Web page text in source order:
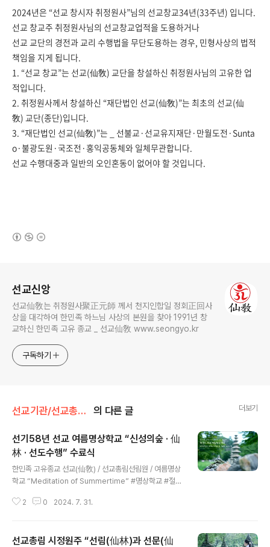
2024년은 “선교 창시자 취정원사”님의 선교창교34년(33주년) 입니다.
선교 창교주 취정원사님의 선교창교업적을 도용하거나
선교 교단의 경전과 교리 수행법을 무단도용하는 경우, 민형사상의 법적
책임을 지게 됩니다.
1. “선교 창교”는 선교(仙敎) 교단을 창설하신 취정원사님의 고유한 업
적입니다.
2. 취정원사께서 창설하신 “재단법인 선교(仙敎)”는 최초의 선교(仙
敎) 교단(종단)입니다.
3. “재단법인 선교(仙敎)”는 _ 선불교·선교유지재단·만월도전·Sunta
o·불광도원·국조전·홍익공동체와 일체무관합니다.
선교 수행대중과 일반의 오인혼동이 없어야 할 것입니다.
선교신앙
선교仙敎는 취정원사聚正元師 께서 천지인합일 정회正回사
상을 대각하여 한민족 하느님 사상의 본원을 찾아 1991년 창
교하신 한민족 고유 종교 _ 선교仙敎 www.seongyo.kr
구독하기
선교기관/선교총림선림원 의 다른 글 더보기
선기58년 선교 여름명상학교 “신성의숲 · 仙
林 · 선도수행” 수료식
한민족 고유종교 선교(仙敎) / 선교총림선림원 / 여름명상
학교 “Meditation of Summertime” #명상학교 #절기
명상학교」「신단수 숲에 내리는 신성의 빛 “선기(仙氣)”, 하
리는 신성의 빛 · 선기(仙氣) · 환단선(桓檀仙)” 선도(仙
2 0 2024. 7. 31.
선교총림 시정원주 “선림(仙林)과 선문(仙